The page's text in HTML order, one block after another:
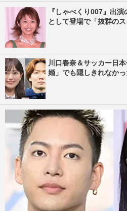
『しゃべくり007』出
として登場で「抜群の
川口春奈＆サッカー日
婚」でも隠しきれなか